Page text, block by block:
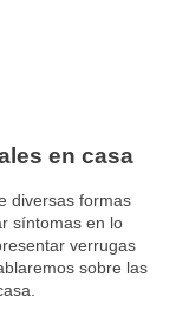
en casa
diversas formas
síntomas en lo
verrugas
sobre las